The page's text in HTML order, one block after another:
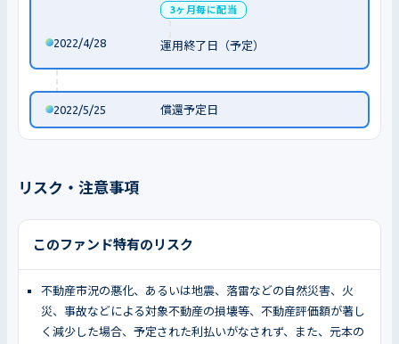
3ヶ月毎に配当
2022/4/28 運用終了日（予定）
2022/5/25 償還予定日
リスク・注意事項
このファンド特有のリスク
不動産市況の悪化、あるいは地震、落雷などの自然災害、火
災、事故などによる対象不動産の損壊等、不動産評価額が著し
く減少した場合、予定された利払いがなされず、また、元本の